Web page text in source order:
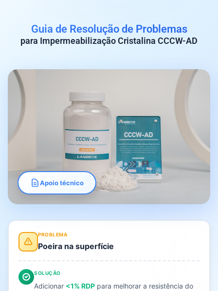
Guia de Resolução de Problemas
para Impermeabilização Cristalina CCCW-AD
Apoio técnico
PROBLEMA
Poeira na superfície
SOLUÇÃO
Adicionar <1% RDP para melhorar a resistência do